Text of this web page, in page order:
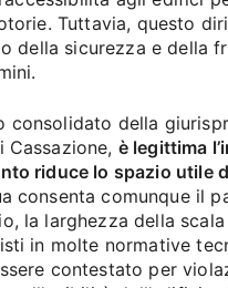
Tuttavia, questo
della sicurezza e della
consolidato della
è legittima
riduce lo spazio utile
consenta comunque il
la larghezza della
in molte normative
contestato per